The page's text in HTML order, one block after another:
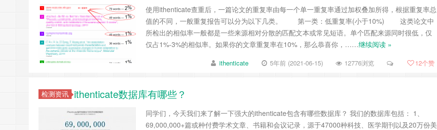
使用ithenticate查重后，一篇论文的重复率由每一个单一重复率通过加权叠加所得，根据重复率总
值的不同，一般重复报告可以分为以下几类。 第一类：低重复率(小于10%) 这类论文中
所检出的相似率一般都是一些来源相对分散的匹配文本或常见短语。单个匹配来源同时很低，仅
仅占1%-3%的相似率。如果你的文章重复率在10%，那么恭喜你，……继续阅读 »
ithenticate 5年前 (2021-06-15) 12776浏览 12个赞
检测资讯 ithenticate数据库有哪些？
同学们，今天我们来了解一下强大的ithenticate包含有哪些数据库？ 我们的数据库包括： 1、
69,000,000+篇或种付费学术文章、书籍和会议记录，源于47000种科技、医学期刊以及20万份美